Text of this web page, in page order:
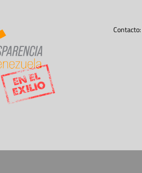
Contacto: